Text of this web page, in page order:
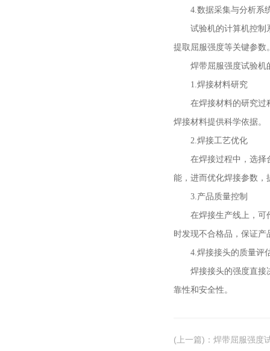
4.数据采集与分析系
试验机的计算机控制系
提取屈服强度等关键参数
焊带屈服强度试验机
1.焊接材料研究
在焊接材料的研究过程
焊接材料提供科学依据。
2.焊接工艺优化
在焊接过程中，选择合
能，进而优化焊接参数，
3.产品质量控制
在焊接生产线上，可作
时发现不合格品，保证产
4.焊接接头的质量评
焊接接头的强度直接决
靠性和安全性。
(上一篇) ： 焊带屈服强度